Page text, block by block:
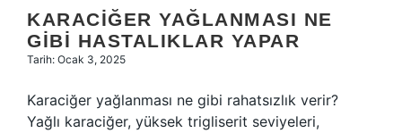
KARACIĞER YAĞLANMASI NE
GIBI HASTALIKLAR YAPAR
Tarih: Ocak 3, 2025
Karaciğer yağlanması ne gibi rahatsızlık verir?
Yağlı karaciğer, yüksek trigliserit seviyeleri,